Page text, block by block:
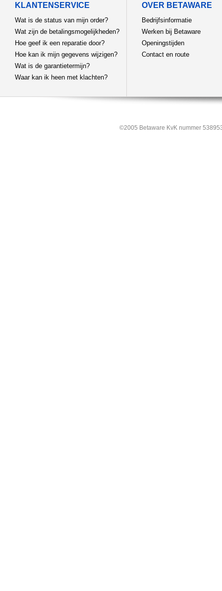
KLANTENSERVICE
Wat is de status van mijn order?
Wat zijn de betalingsmogelijkheden?
Hoe geef ik een reparatie door?
Hoe kan ik mijn gegevens wijzigen?
Wat is de garantietermijn?
Waar kan ik heen met klachten?
OVER BETAWARE
Bedrijfsinformatie
Werken bij Betaware
Openingstijden
Contact en route
©2005 Betaware KvK nummer